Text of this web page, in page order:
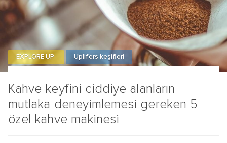
Kahve keyfini ciddiye alanların
mutlaka deneyimlemesi gereken 5
özel kahve makinesi
EXPLORE UP Uplifers keşifleri